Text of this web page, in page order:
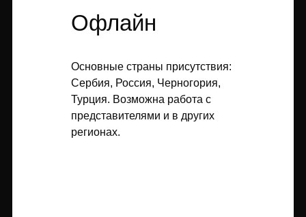
Офлайн
Основные страны присутствия:
Сербия, Россия, Черногория,
Турция. Возможна работа с
представителями и в других
регионах.